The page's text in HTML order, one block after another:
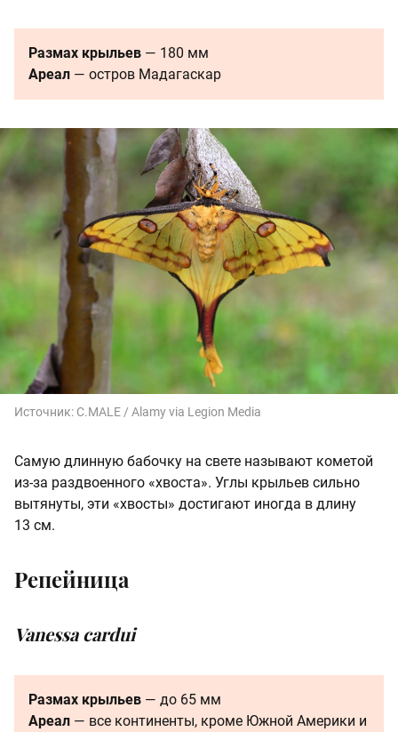
Размах крыльев — 180 мм
Ареал — остров Мадагаскар
Источник: C.MALE / Alamy via Legion Media
Самую длинную бабочку на свете называют кометой
из-за раздвоенного «хвоста». Углы крыльев сильно
вытянуты, эти «хвосты» достигают иногда в длину
13 см.
Репейница
Vanessa cardui
Размах крыльев — до 65 мм
Ареал — все континенты, кроме Южной Америки и